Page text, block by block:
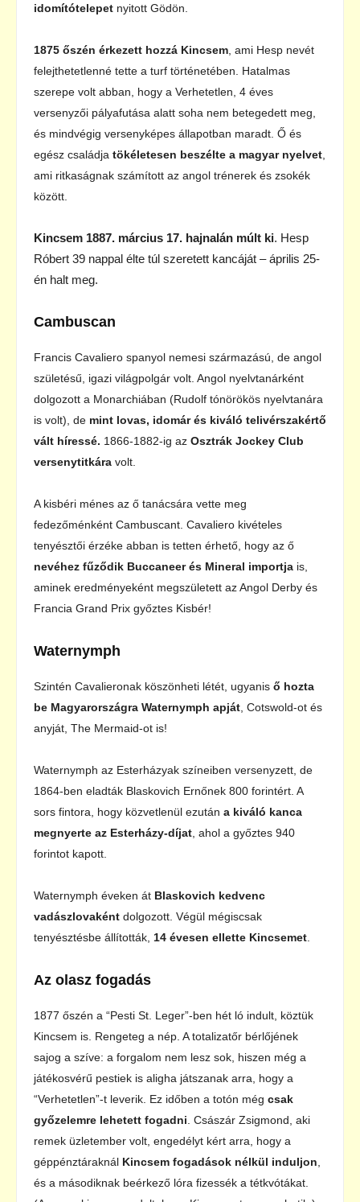
idomítótelepet nyitott Gödön.
1875 őszén érkezett hozzá Kincsem , ami Hesp nevét
felejthetetlenné tette a turf történetében. Hatalmas
szerepe volt abban, hogy a Verhetetlen, 4 éves
versenyzői pályafutása alatt soha nem betegedett meg,
és mindvégig versenyképes állapotban maradt. Ő és
egész családja tökéletesen beszélte a magyar nyelvet
ami ritkaságnak számított az angol trénerek és zsokék
között.
Kincsem 1887. március 17. hajnalán múlt ki. Hesp
Róbert 39 nappal élte túl szeretett kancáját – április 25-
én halt meg.
Cambuscan
Francis Cavaliero spanyol nemesi származású, de angol
születésű, igazi világpolgár volt. Angol nyelvtanárként
dolgozott a Monarchiában (Rudolf tónörökös nyelvtanára
is volt), de mint lovas, idomár és kiváló telivérszakértő
vált híressé. 1866-1882-ig az Osztrák Jockey Club
versenytitkára volt.
A kisbéri ménes az ő tanácsára vette meg
fedezőménként Cambuscant. Cavaliero kivételes
tenyésztői érzéke abban is tetten érhető, hogy az ő
nevéhez fűződik Buccaneer és Mineral importja is,
aminek eredményeként megszületett az Angol Derby és
Francia Grand Prix győztes Kisbér!
Waternymph
Szintén Cavalieronak köszönheti létét, ugyanis ő hozta
be Magyarországra Waternymph apját , Cotswold-ot és
anyját, The Mermaid-ot is!
Waternymph az Esterházyak színeiben versenyzett, de
1864-ben eladták Blaskovich Ernőnek 800 forintért. A
sors fintora, hogy közvetlenül ezután a kiváló kanca
megnyerte az Esterházy-díjat , ahol a győztes 940
forintot kapott.
Waternymph éveken át Blaskovich kedvenc
vadászlovaként dolgozott. Végül mégiscsak
tenyésztésbe állították, 14 évesen ellette Kincsemet
Az olasz fogadás
1877 őszén a “Pesti St. Leger”-ben hét ló indult, köztük
Kincsem is. Rengeteg a nép. A totalizatőr bérlőjének
sajog a szíve: a forgalom nem lesz sok, hiszen még a
játékosvérű pestiek is aligha játszanak arra, hogy a
“Verhetetlen”-t leverik. Ez időben a totón még csak
győzelemre lehetett fogadni . Császár Zsigmond, aki
remek üzletember volt, engedélyt kért arra, hogy a
géppénztáraknál Kincsem fogadások nélkül induljon
és a másodiknak beérkező lóra fizessék a tétkvótákat.